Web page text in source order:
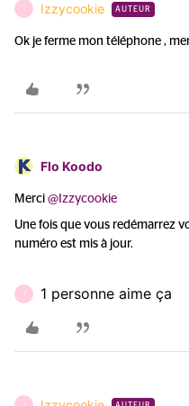
Izzycookie AUTEUR
Ok je ferme mon téléphone ,
Flo Koodo
Merci ​ @Izzycookie
Une fois que vous redémarrez
numéro est mis à jour.
1 personne aime ça